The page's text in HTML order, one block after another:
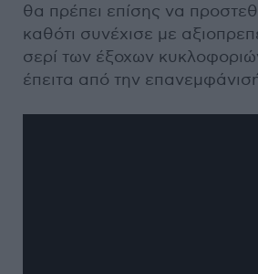
θα πρέπει επίσης να
καθότι συνέχισε με
σερί των έξοχων
έπειτα από την